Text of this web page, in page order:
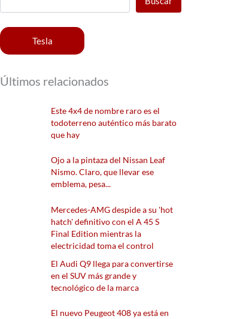
Tesla
Últimos relacionados
Este 4x4 de nombre raro es el
todoterreno auténtico más barato
que hay
Ojo a la pintaza del Nissan Leaf
Nismo. Claro, que llevar ese
emblema, pesa...
Mercedes-AMG despide a su 'hot
hatch' definitivo con el A 45 S
Final Edition mientras la
electricidad toma el control
El Audi Q9 llega para convertirse
en el SUV más grande y
tecnológico de la marca
El nuevo Peugeot 408 ya está en